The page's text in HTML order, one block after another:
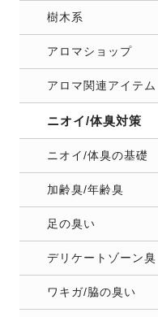
樹木系
アロマショップ
アロマ関連アイテム
ニオイ/体臭対策
ニオイ/体臭の基礎
加齢臭/年齢臭
足の臭い
デリケートゾーン臭
ワキガ/脇の臭い